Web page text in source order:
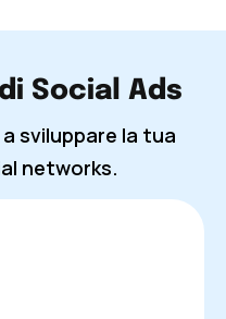
Social Ads
sviluppare la tua
networks.